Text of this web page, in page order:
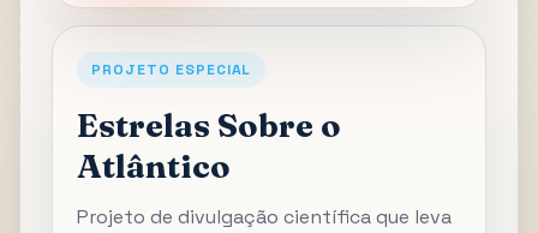
PROJETO ESPECIAL
Estrelas Sobre o
Atlântico
Projeto de divulgação científica que leva